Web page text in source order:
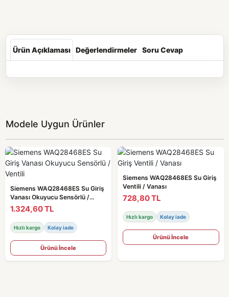
Ürün Açıklaması Değerlendirmeler Soru Cevap
Modele Uygun Ürünler
Siemens WAQ28468ES Su Giriş
Vanası Okuyucu Sensörlü /
Ventili
1.324,60 TL
Hızlı kargo Kolay iade
Ürünü İncele
Siemens WAQ28468ES Su Giriş
Ventili / Vanası
728,80 TL
Hızlı kargo Kolay iade
Ürünü İncele